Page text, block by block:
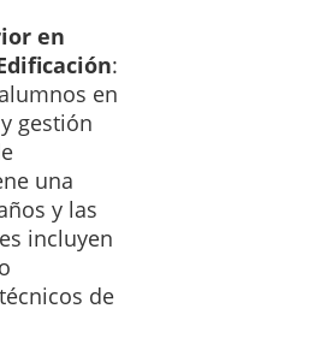
en
:
en
gestión
una
y las
incluyen
de